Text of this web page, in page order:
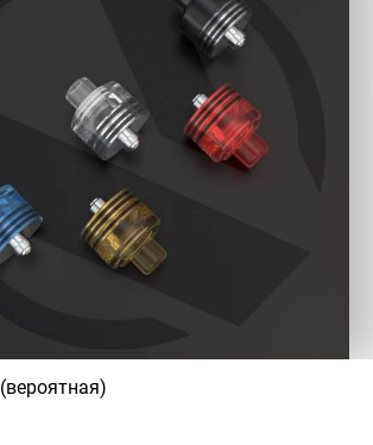
(вероятная)